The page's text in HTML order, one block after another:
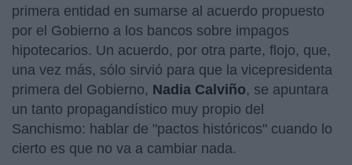
primera entidad en sumarse al acuerdo propuesto
por el Gobierno a los bancos sobre impagos
hipotecarios. Un acuerdo, por otra parte, flojo, que,
una vez más, sólo sirvió para que la vicepresidenta
primera del Gobierno, Nadia Calviño, se apuntara
un tanto propagandístico muy propio del
Sanchismo: hablar de "pactos históricos" cuando lo
cierto es que no va a cambiar nada.